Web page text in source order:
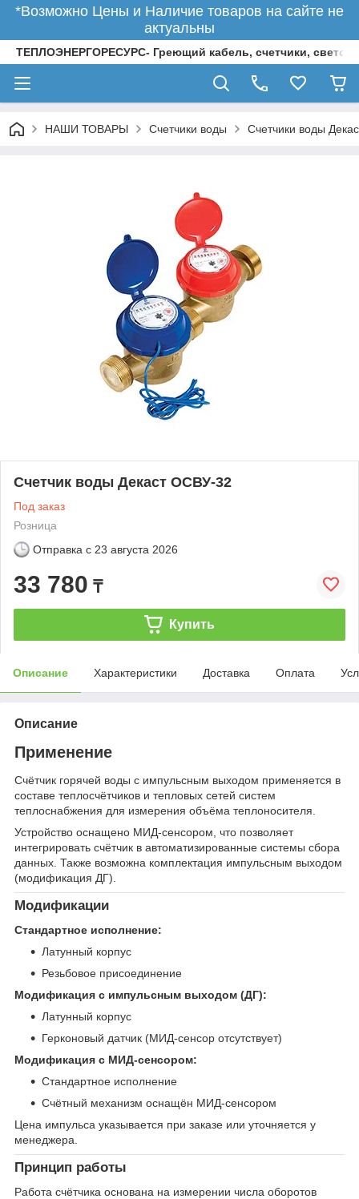
*Возможно Цены и Наличие товаров на сайте не
актуальны
ТЕПЛОЭНЕРГОРЕСУРС- Греющий кабель, счетчики,
НАШИ ТОВАРЫ Счетчики воды Счетчики воды
Счетчик воды Декаст ОСВУ-32
Под заказ
Розница
Отправка с 23 августа 2026
33 780 ₸
Купить
Описание Характеристики Доставка Оплата
Описание
Применение
Счётчик горячей воды с импульсным выходом применяется в
составе теплосчётчиков и тепловых сетей систем
теплоснабжения для измерения объёма теплоносителя.
Устройство оснащено МИД-сенсором, что позволяет
интегрировать счётчик в автоматизированные системы сбора
данных. Также возможна комплектация импульсным выходом
(модификация ДГ).
Модификации
Стандартное исполнение:
Латунный корпус
Резьбовое присоединение
Модификация с импульсным выходом (ДГ):
Латунный корпус
Герконовый датчик (МИД-сенсор отсутствует)
Модификация с МИД-сенсором:
Стандартное исполнение
Счётный механизм оснащён МИД-сенсором
Цена импульса указывается при заказе или уточняется у
менеджера.
Принцип работы
Работа счётчика основана на измерении числа оборотов